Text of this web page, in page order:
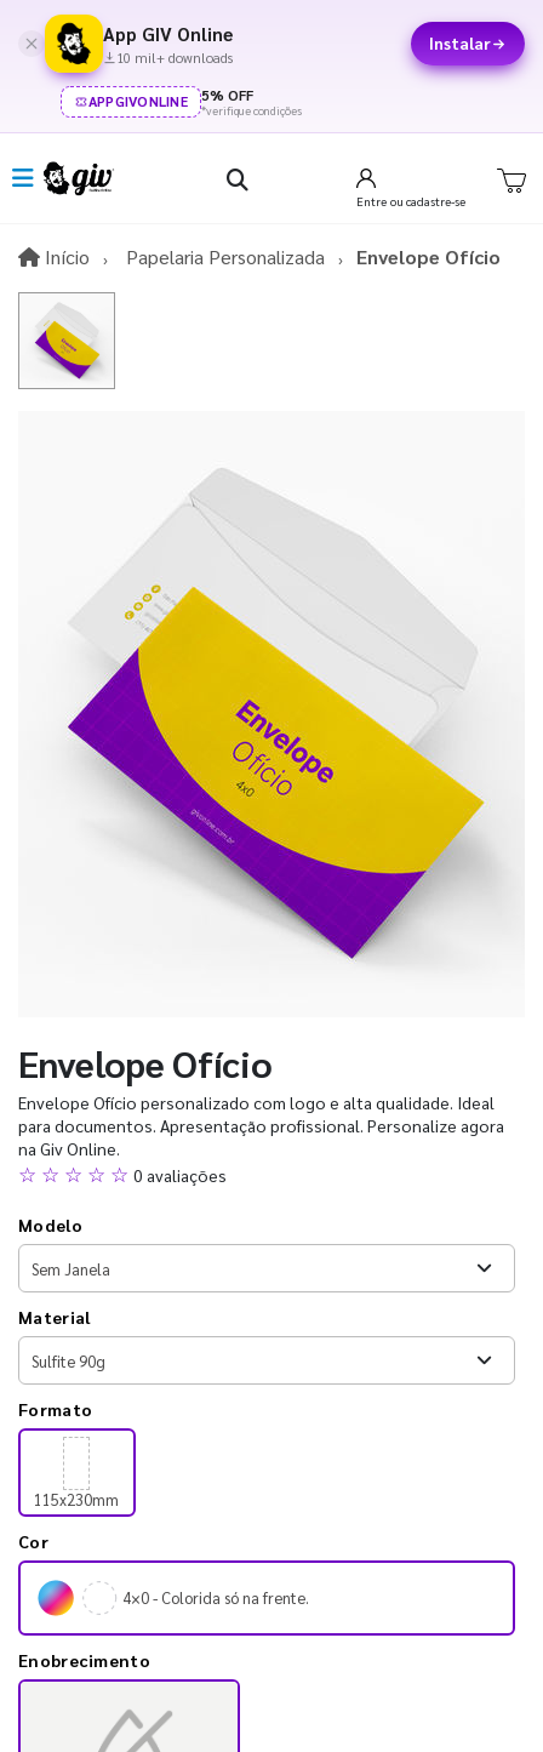
App GIV Online
10 mil+ downloads
Instalar
APPGIVONLINE 5% OFF
*verifique condições
Entre ou cadastre-se
Início InícioPapelaria Personalizada Envelope Ofício
Envelope Ofício
Envelope Ofício personalizado com logo e alta qualidade. Ideal
para documentos. Apresentação profissional. Personalize agora
na Giv Online.
☆ ☆ ☆ ☆ ☆ 0 avaliações
Modelo
Material
Formato
115x230mm
Cor
4×0 - Colorida só na frente.
Enobrecimento